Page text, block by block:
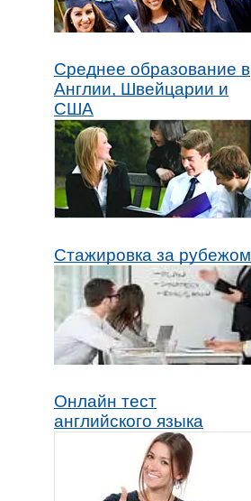
Среднее образование в
Англии, Швейцарии и
США
Стажировка за рубежом
Онлайн тест
английского языка